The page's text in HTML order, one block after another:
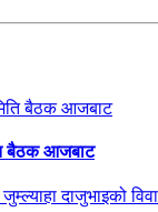
बैठक आजबाट